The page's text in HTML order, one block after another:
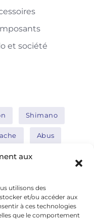
aux
utilisons des
et/ou accéder aux
à ces technologies
que le comportement
et société
Shimano
Abus